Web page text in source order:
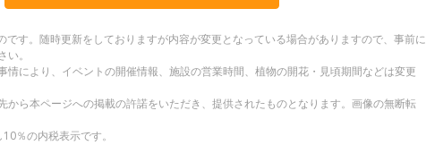
す。随時更新をしておりますが内容が変更となっている場合がありますので、事前に
。
により、イベントの開催情報、施設の営業時間、植物の開花・見頃期間などは変更
から本ページへの掲載の許諾をいただき、提供されたものとなります。画像の無断転
％の内税表示です。